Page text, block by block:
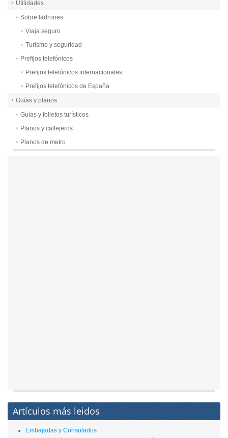
Utilidades
Sobre ladrones
Viaja seguro
Turismo y seguridad
Prefijos telefónicos
Prefijos telefónicos internacionales
Prefijos telefónicos de España
Guías y planos
Guías y folletos turísticos
Planos y callejeros
Planos de metro
Artículos más leidos
Embajadas y Consulados